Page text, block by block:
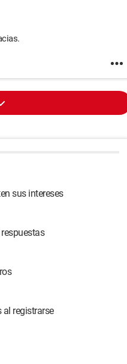
sus intereses
registrarse